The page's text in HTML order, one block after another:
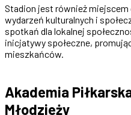
Stadion jest również
wydarzeń kulturalnych i
spotkań dla lokalnej
inicjatywy społeczne,
mieszkańców.
Akademia
Młodzieży